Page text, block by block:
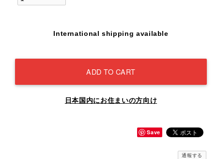
International shipping available
ADD TO CART
日本国内にお住まいの方向け
Save
通報する